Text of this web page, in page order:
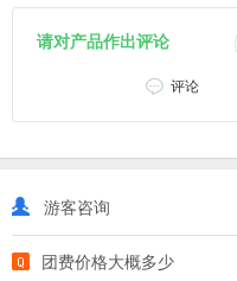
请对产品作出评论
评论
游客咨询
团费价格大概多少